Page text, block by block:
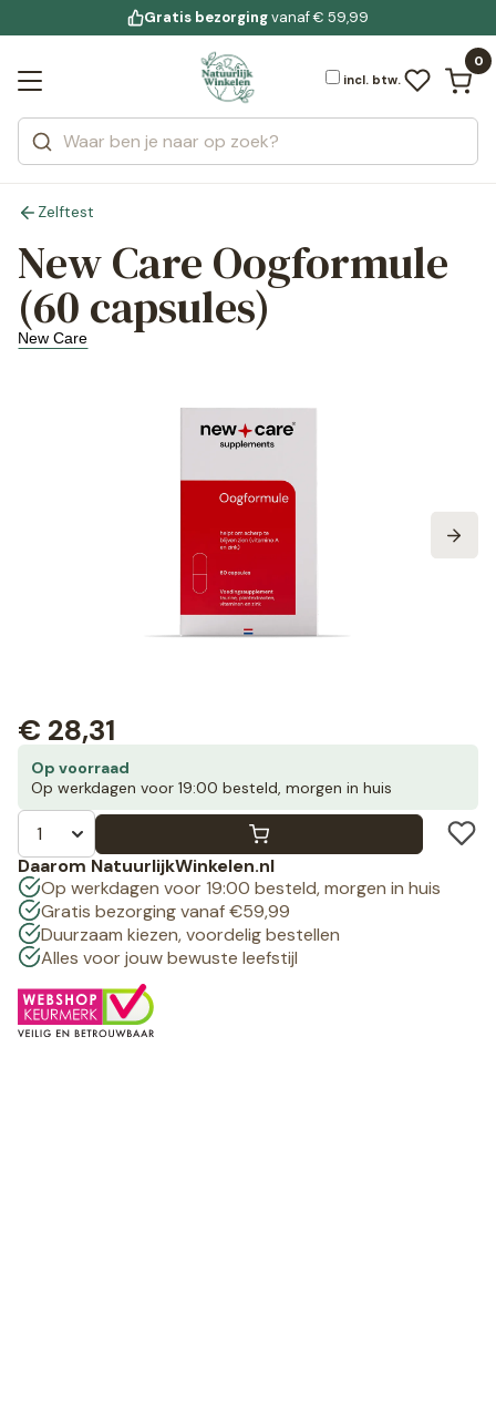
Jouw bewuste leefstijl
voor 19:00 uur besteld
Gratis bezorgingvanaf € 59,99
incl. btw.
0
Zoeken
Categorieën
Merken
Bekijk alle resultaten
Zelftest
New Care Oogformule
(60 capsules)
New Care
Op voorraad
Op werkdagen voor 19:00 besteld, morgen in huis
€ 28,31
Daarom NatuurlijkWinkelen.nl
Op werkdagen voor 19:00 besteld, morgen in huis
Gratis bezorging vanaf €59,99
Duurzaam kiezen, voordelig bestellen
Alles voor jouw bewuste leefstijl